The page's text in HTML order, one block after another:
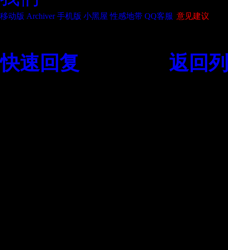
移动版 Archiver 手机版 小黑屋 性感地带 QQ客服 意见建议
快速回复
返回